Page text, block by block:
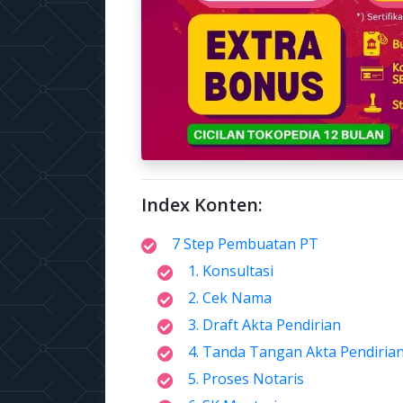
Index Konten:
7 Step Pembuatan PT
1. Konsultasi
2. Cek Nama
3. Draft Akta Pendirian
4. Tanda Tangan Akta
5. Proses Notaris